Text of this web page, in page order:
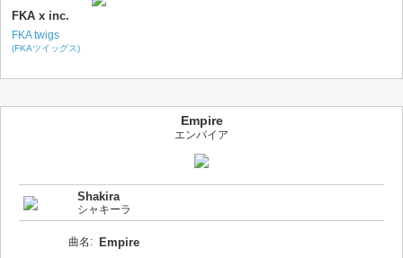
FKA x inc.
FKA twigs
(FKAツイッグス)
Empire
エンパイア
Shakira
シャキーラ
曲名: Empire